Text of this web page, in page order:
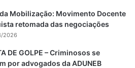
Mobilização: Movimento Docente
retomada das negociações
2026
DE GOLPE – Criminosos se
por advogados da ADUNEB